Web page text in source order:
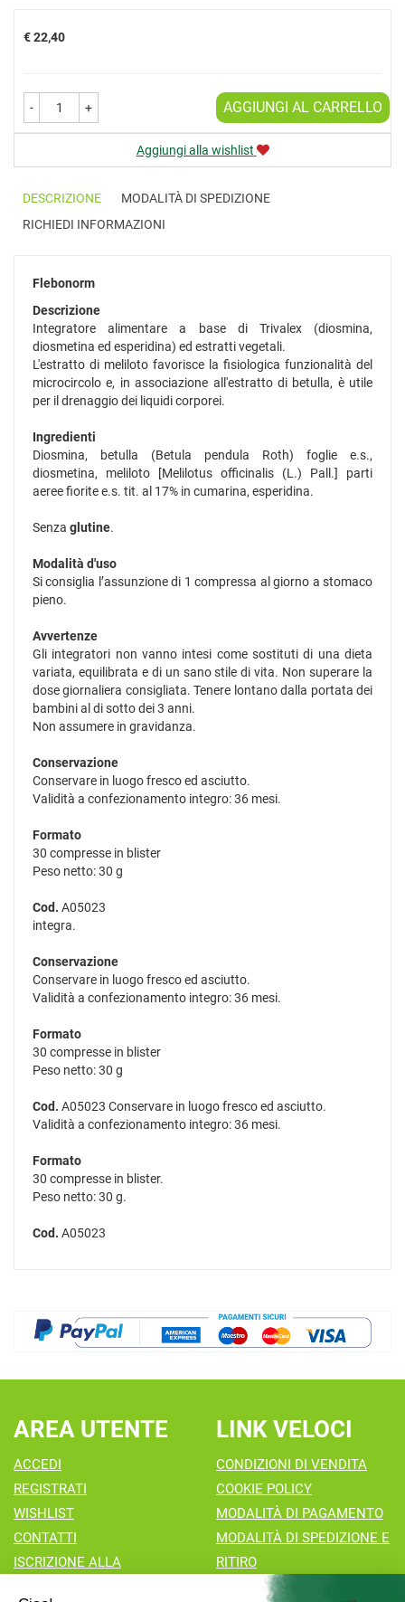
€ 22,40
- + AGGIUNGI AL CARRELLO
Aggiungi alla wishlist
DESCRIZIONE
MODALITÀ DI SPEDIZIONE
RICHIEDI INFORMAZIONI
Flebonorm
Descrizione
Integratore alimentare a base di Trivalex (diosmina,
diosmetina ed esperidina) ed estratti vegetali.
L'estratto di meliloto favorisce la fisiologica funzionalità del
microcircolo e, in associazione all'estratto di betulla, è utile
per il drenaggio dei liquidi corporei.
Ingredienti
Diosmina, betulla (Betula pendula Roth) foglie e.s.,
diosmetina, meliloto [Melilotus officinalis (L.) Pall.] parti
aeree fiorite e.s. tit. al 17% in cumarina, esperidina.
Senza glutine.
Modalità d'uso
Si consiglia l’assunzione di 1 compressa al giorno a stomaco
pieno.
Avvertenze
Gli integratori non vanno intesi come sostituti di una dieta
variata, equilibrata e di un sano stile di vita. Non superare la
dose giornaliera consigliata. Tenere lontano dalla portata dei
bambini al di sotto dei 3 anni.
Non assumere in gravidanza.
Conservazione
Conservare in luogo fresco ed asciutto.
Validità a confezionamento integro: 36 mesi.
Formato
30 compresse in blister
Peso netto: 30 g
Cod. A05023
integra.
Conservazione
Conservare in luogo fresco ed asciutto.
Validità a confezionamento integro: 36 mesi.
Formato
30 compresse in blister
Peso netto: 30 g
Cod. A05023 Conservare in luogo fresco ed asciutto.
Validità a confezionamento integro: 36 mesi.
Formato
30 compresse in blister.
Peso netto: 30 g.
Cod. A05023
AREA UTENTE
ACCEDI
REGISTRATI
WISHLIST
CONTATTI
ISCRIZIONE ALLA
LINK VELOCI
CONDIZIONI DI VENDITA
COOKIE POLICY
MODALITÀ DI PAGAMENTO
MODALITÀ DI SPEDIZIONE E
RITIRO